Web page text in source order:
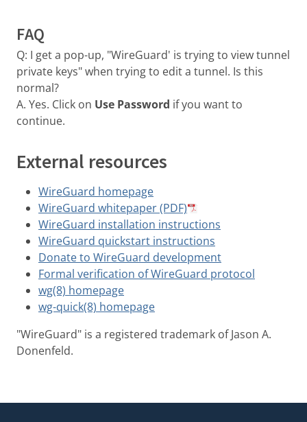
FAQ
Q: I get a pop-up, "WireGuard' is trying to view tunnel
private keys" when trying to edit a tunnel. Is this
normal?
A. Yes. Click on Use Password if you want to
continue.
External resources
WireGuard homepage
WireGuard whitepaper (PDF)
WireGuard installation instructions
WireGuard quickstart instructions
Donate to WireGuard development
Formal verification of WireGuard protocol
wg(8) homepage
wg-quick(8) homepage
"WireGuard" is a registered trademark of Jason A.
Donenfeld.